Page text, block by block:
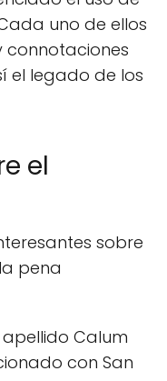
uno de ellos
connotaciones
el legado de los
el
sobre
pena
apellido Calum
con San